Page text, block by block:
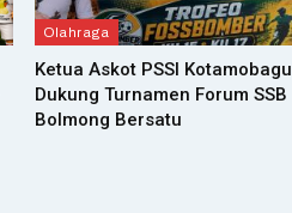
Olahraga
Ketua Askot PSSI Kotamobagu
Dukung Turnamen Forum SSB
Bolmong Bersatu